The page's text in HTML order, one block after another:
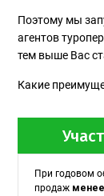
Поэтому мы
агентов
тем выше Вас
Какие
При годовом
продаж